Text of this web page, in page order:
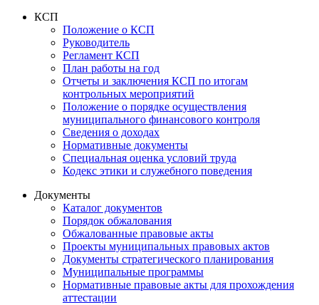
КСП
Положение о КСП
Руководитель
Регламент КСП
План работы на год
Отчеты и заключения КСП по итогам
контрольных мероприятий
Положение о порядке осуществления
муниципального финансового контроля
Сведения о доходах
Нормативные документы
Специальная оценка условий труда
Кодекс этики и служебного поведения
Документы
Каталог документов
Порядок обжалования
Обжалованные правовые акты
Проекты муниципальных правовых актов
Документы стратегического планирования
Муниципальные программы
Нормативные правовые акты для прохождения
аттестации